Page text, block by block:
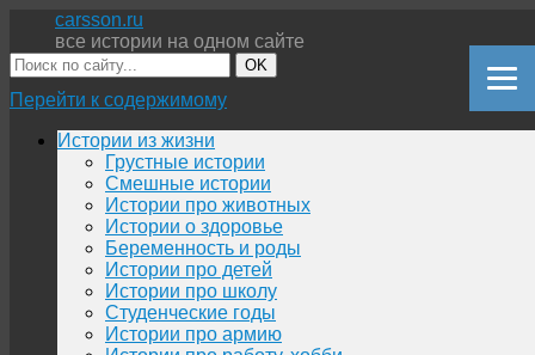
carsson.ru
все истории на одном сайте
OK
Перейти к содержимому
Истории из жизни
Грустные истории
Смешные истории
Истории про животных
Истории о здоровье
Беременность и роды
Истории про детей
Истории про школу
Студенческие годы
Истории про армию